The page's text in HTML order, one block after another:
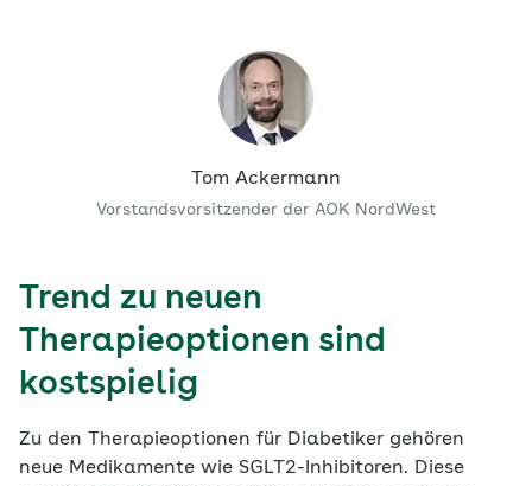
Tom Ackermann
Vorstandsvorsitzender der AOK NordWest
Trend zu neuen
Therapieoptionen sind
kostspielig
Zu den Therapieoptionen für Diabetiker gehören
neue Medikamente wie SGLT2-Inhibitoren. Diese